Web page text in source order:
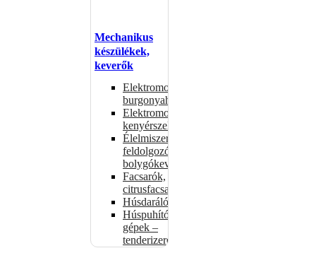
Mechanikus
készülékek,
keverők
Elektromos
burgonyahámozók
Elektromos
kenyérszeletelők
Élelmiszer-
feldolgozók –
bolygókeverők
Facsarók,
citrusfacsarók
Húsdarálók
Húspuhító
gépek –
tenderizerek